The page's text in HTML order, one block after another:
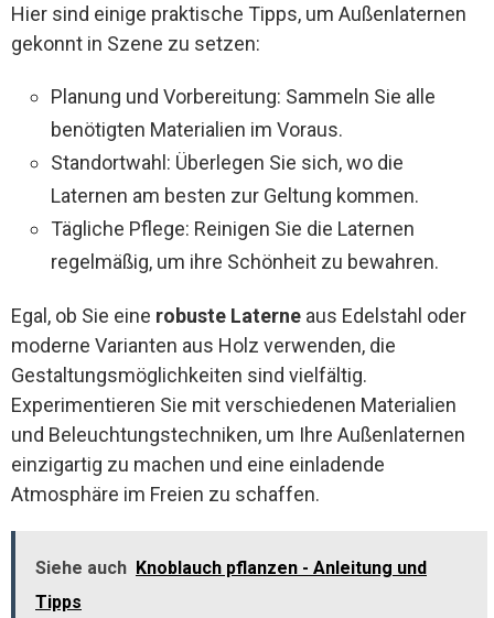
Hier sind einige praktische Tipps, um Außenlaternen
gekonnt in Szene zu setzen:
Planung und Vorbereitung: Sammeln Sie alle
benötigten Materialien im Voraus.
Standortwahl: Überlegen Sie sich, wo die
Laternen am besten zur Geltung kommen.
Tägliche Pflege: Reinigen Sie die Laternen
regelmäßig, um ihre Schönheit zu bewahren.
Egal, ob Sie eine robuste Laterne aus Edelstahl oder
moderne Varianten aus Holz verwenden, die
Gestaltungsmöglichkeiten sind vielfältig.
Experimentieren Sie mit verschiedenen Materialien
und Beleuchtungstechniken, um Ihre Außenlaternen
einzigartig zu machen und eine einladende
Atmosphäre im Freien zu schaffen.
Siehe auch Knoblauch pflanzen - Anleitung und
Tipps